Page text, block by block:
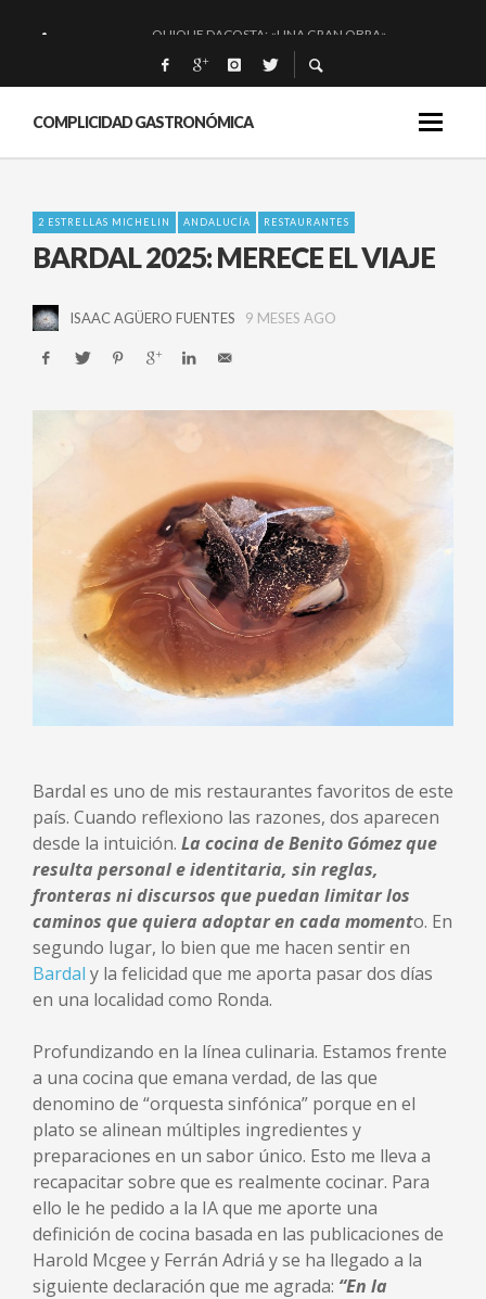
QUIQUE DACOSTA: «UNA GRAN OBRA»
EL BARUCO DE ANERO: MUCHO MÁS QUE UN BAR.
MONTIA: ESENCIAL Y BRILLANTE.
COMPLICIDAD GASTRONÓMICA
2 ESTRELLAS MICHELIN ANDALUCÍA RESTAURANTES
BARDAL 2025: MERECE EL VIAJE
ISAAC AGÜERO FUENTES 9 MESES AGO
Bardal es uno de mis restaurantes favoritos de este
país. Cuando reflexiono las razones, dos aparecen
desde la intuición. La cocina de Benito Gómez que
resulta personal e identitaria, sin reglas,
fronteras ni discursos que puedan limitar los
caminos que quiera adoptar en cada momento. En
segundo lugar, lo bien que me hacen sentir en
Bardal y la felicidad que me aporta pasar dos días
en una localidad como Ronda.
Profundizando en la línea culinaria. Estamos frente
a una cocina que emana verdad, de las que
denomino de “orquesta sinfónica” porque en el
plato se alinean múltiples ingredientes y
preparaciones en un sabor único. Esto me lleva a
recapacitar sobre que es realmente cocinar. Para
ello le he pedido a la IA que me aporte una
definición de cocina basada en las publicaciones de
Harold Mcgee y Ferrán Adriá y se ha llegado a la
siguiente declaración que me agrada: “En la